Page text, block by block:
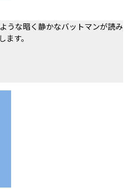
うな暗く静かなバットマンが読み
す。